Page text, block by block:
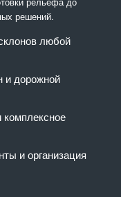
решений.
любой
и дорожной
и организация